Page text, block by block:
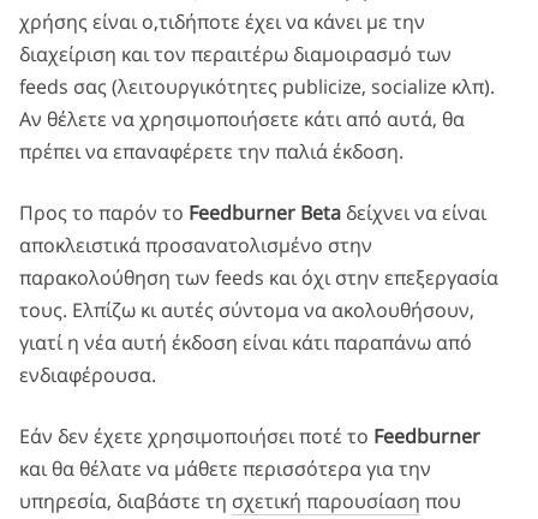
χρήσης είναι ο,τιδήποτε έχει να κάνει με την
διαχείριση και τον περαιτέρω διαμοιρασμό των
feeds σας (λειτουργικότητες publicize, socialize κλπ).
Αν θέλετε να χρησιμοποιήσετε κάτι από αυτά, θα
πρέπει να επαναφέρετε την παλιά έκδοση.
Προς το παρόν το Feedburner Beta δείχνει να είναι
αποκλειστικά προσανατολισμένο στην
παρακολούθηση των feeds και όχι στην επεξεργασία
τους. Ελπίζω κι αυτές σύντομα να ακολουθήσουν,
γιατί η νέα αυτή έκδοση είναι κάτι παραπάνω από
ενδιαφέρουσα.
Εάν δεν έχετε χρησιμοποιήσει ποτέ το Feedburner
και θα θέλατε να μάθετε περισσότερα για την
υπηρεσία, διαβάστε τη σχετική παρουσίαση που